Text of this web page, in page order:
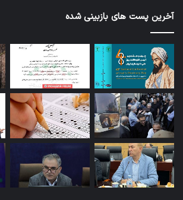
آخرین پست های بازبینی شده